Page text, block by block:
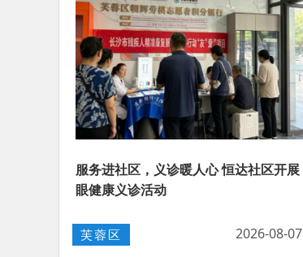
服务进社区，义诊暖人心 恒达社区开展
眼健康义诊活动
芙蓉区 2026-08-07